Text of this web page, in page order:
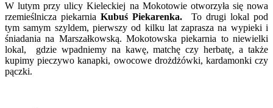
W lutym przy ulicy Kieleckiej na Mokotowie otworzyła się nowa
rzemieślnicza piekarniaKubuś Piekarenka. To drugi lokal pod
tym samym szyldem, pierwszy od kilku lat zaprasza na wypieki i
śniadania na Marszałkowską. Mokotowska piekarnia to niewielki
lokal, gdzie wpadniemy na kawę, matchę czy herbatę, a także
kupimy pieczywo kanapki, owocowe drożdżówki, kardamonki czy
pączki.